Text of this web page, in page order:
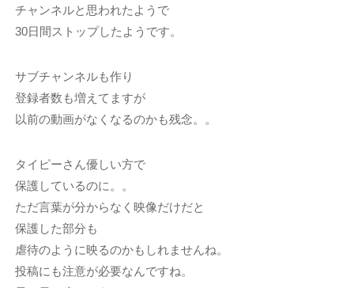
チャンネルと思われたようで
30日間ストップしたようです。
サブチャンネルも作り
登録者数も増えてますが
以前の動画がなくなるのかも残念。。
タイピーさん優しい方で
保護しているのに。。
ただ言葉が分からなく映像だけだと
保護した部分も
虐待のように映るのかもしれませんね。
投稿にも注意が必要なんですね。